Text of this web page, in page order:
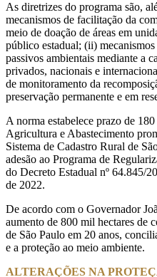
As diretrizes do programa são,
mecanismos de facilitação da
meio de doação de áreas em
público estadual; (ii)
passivos ambientais mediante a
privados, nacionais e
de monitoramento da
preservação permanente e em
A norma estabelece prazo de
Agricultura e Abastecimento
Sistema de Cadastro Rural de
adesão ao Programa de
do Decreto Estadual nº 64.845/
de 2022.
De acordo com o Governador
aumento de 800 mil hectares de
de São Paulo em 20 anos,
e a proteção ao meio ambiente.
ALTERAÇÕES NA